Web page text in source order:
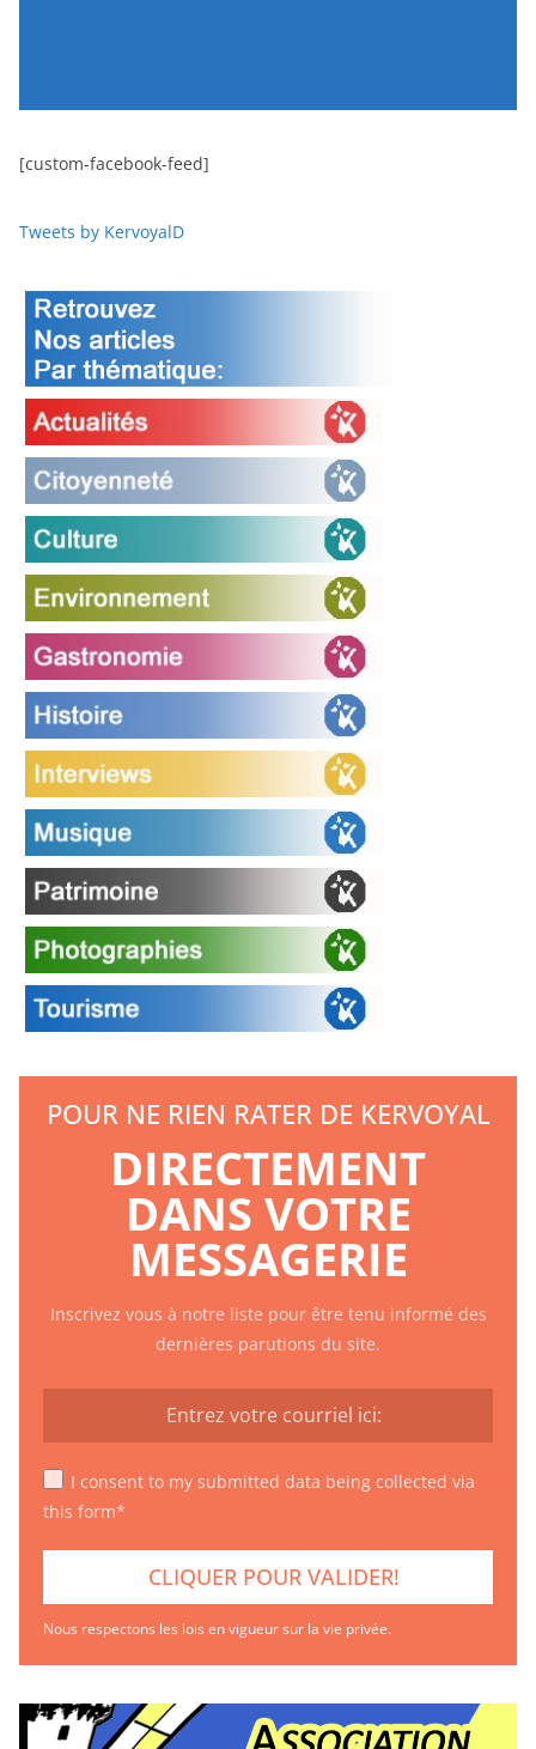
[custom-facebook-feed]
Tweets by KervoyalD
POUR NE RIEN RATER DE KERVOYAL
DIRECTEMENT
DANS VOTRE
MESSAGERIE
Inscrivez vous à notre liste pour être tenu informé des
dernières parutions du site.
I consent to my submitted data being collected via
this form*
Nous respectons les lois en vigueur sur la vie privée.